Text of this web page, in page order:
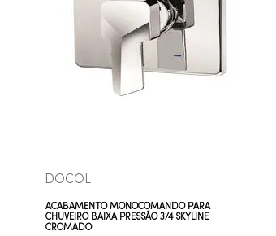
COMPRAR AGORA
VEJA MAIS
DOCOL
ACABAMENTO MONOCOMANDO PARA
CHUVEIRO BAIXA PRESSÃO 3/4 SKYLINE
CROMADO